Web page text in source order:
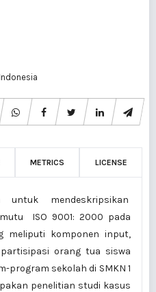
METRICS LICENSE
mendeskripsikan
ISO 9001: 2000 pada
meliputi komponen input,
orang tua siswa
program sekolah di SMKN 1
penelitian studi kasus